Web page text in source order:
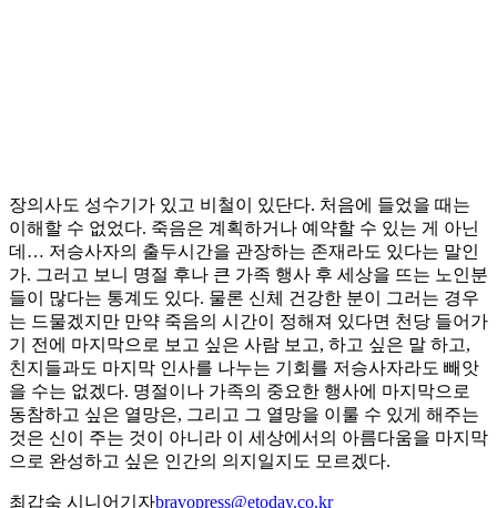
장의사도 성수기가 있고 비철이 있단다. 처음에 들었을 때는
이해할 수 없었다. 죽음은 계획하거나 예약할 수 있는 게 아닌
데… 저승사자의 출두시간을 관장하는 존재라도 있다는 말인
가. 그러고 보니 명절 후나 큰 가족 행사 후 세상을 뜨는 노인분
들이 많다는 통계도 있다. 물론 신체 건강한 분이 그러는 경우
는 드물겠지만 만약 죽음의 시간이 정해져 있다면 천당 들어가
기 전에 마지막으로 보고 싶은 사람 보고, 하고 싶은 말 하고,
친지들과도 마지막 인사를 나누는 기회를 저승사자라도 빼앗
을 수는 없겠다. 명절이나 가족의 중요한 행사에 마지막으로
동참하고 싶은 열망은, 그리고 그 열망을 이룰 수 있게 해주는
것은 신이 주는 것이 아니라 이 세상에서의 아름다움을 마지막
으로 완성하고 싶은 인간의 의지일지도 모르겠다.
최갑숙 시니어기자bravopress@etoday.co.kr